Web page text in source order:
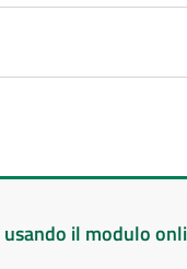
usando il modulo